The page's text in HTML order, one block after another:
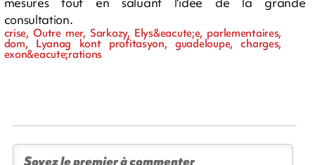
consultation.
crise, Outre mer, Sarkozy, Elys&eacute;e, parlementaires,
dom, Lyanag kont profitasyon, guadeloupe, charges,
exon&eacute;rations